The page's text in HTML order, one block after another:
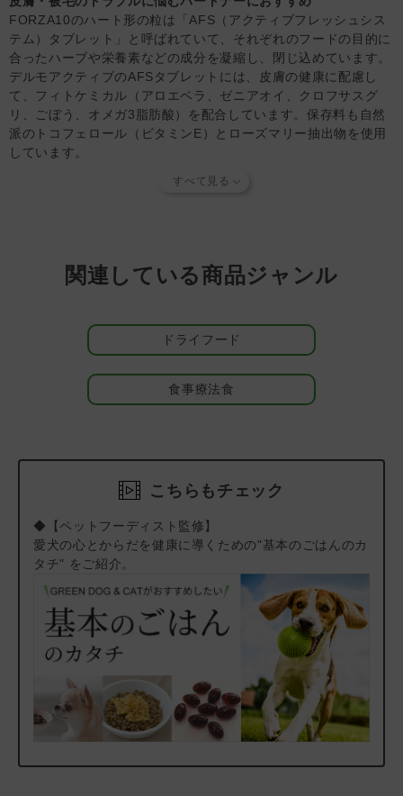
◆本品を使い症状の緩和が見られた後は、緩和状態を維持し
免疫力向上の為に『デイリーベト 免疫ケア』に切り替えて
ください。
◆FORZA10ドライシリーズ 1.5kg以上の商品は、日本向け
の輸出商品製造時に、輸送時の気圧変化による袋の破損を防
止するため、メーカー製造段階で極小の気圧調整穴を開けて
います。この気圧調整穴による品質変化は製造時に計算され
たものであり、これによってパートナー（愛 犬）の健康を
損なうことはありません。ご安心ください。
◆AFSタブレットの色について・・・もともとのAFSタブレ
【知っておいていただきたいこと】
当店では独自の安全基準を設け、原材料そのものの品質やパ
商品形状のバラつきや商品導入スタンスについて詳しく
をご覧ください。
本商品はご注文タイミングやご注文内容によっては、購入履
歴からのご注文キャンセル、修正を受け付けることができな
ば、メール・お電話・マイページにてご注文をキャンセルい
FORZA10のハート形の粒は「AFS（アクティブフレッシュシス
テム）タブレット」と呼ばれていて、それぞれのフードの目的に
合ったハーブや栄養素などの成分を凝縮し、閉じ込めています。
デルモアクティブのAFSタブレットには、皮膚の健康に配慮し
て、フィトケミカル（アロエベラ、ゼニアオイ、クロフサスグ
リ、ごぼう、オメガ3脂肪酸）を配合しています。保存料も自然
派のトコフェロール（ビタミンE）とローズマリー抽出物を使用
しています。
食物アレルギーに配慮し、残留化学物質を排除
残留化学物質こそが、体の小さな犬や猫にとってアレルギーをは
じめ大きなリスクとなりうる。」という結論に至りました。この
汚染されていない魚をベースに作られています。AFSタブレット
の主原料の魚タンパクとポテトは、加水分解処理を行い、食物ア
レルギーに配慮しています。
FORZA10は、獣医学と動物栄養学を組み合わせた食事療法食
た、コンピュータ制御でオートメーション化した自社工場
時のパレット積みに至るまで管理しています。 出荷するまでの
間、一切人の手に触れることがないので、非常に衛生的な環境で
生産されています。
「FORZA10 アクティブシリーズ」 お悩み別ラインアップと選
び方はこちら をご覧ください。
＃返金保証キャンペーン
＃皮膚被毛成犬フード特集
＃おトク100
関連している商品ジャンル
ドライフード
食事療法食
こちらもチェック
◆【ペットフーディスト監修】
愛犬の心とからだを健康に導くための"基本のごはんのカ
タチ" をご紹介。